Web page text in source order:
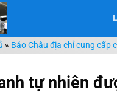
» Bảo Châu địa chỉ cung cấp
tự nhiên